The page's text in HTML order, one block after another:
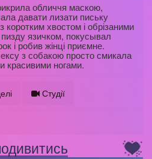
обличчя маскою,
давати лизати письку
коротким хвостом і обрізаними
язичком, покусывал
і робив жінці приємне.
з собакою просто смикала
красивими ногами.
Студії